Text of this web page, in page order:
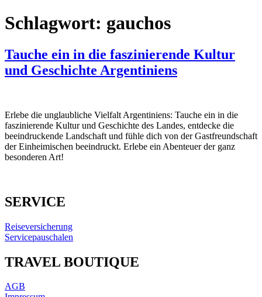
Schlagwort: gauchos
Tauche ein in die faszinierende Kultur
und Geschichte Argentiniens
Erlebe die unglaubliche Vielfalt Argentiniens: Tauche ein in die
faszinierende Kultur und Geschichte des Landes, entdecke die
beeindruckende Landschaft und fühle dich von der Gastfreundschaft
der Einheimischen beeindruckt. Erlebe ein Abenteuer der ganz
besonderen Art!
SERVICE
Reiseversicherung
Servicepauschalen
TRAVEL BOUTIQUE
AGB